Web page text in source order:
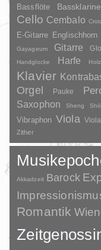
Bassflöte
Cello Cembalo
E-Gitarre Englischhorn
Gayageum
Gitarre
Handglocke
Harfe
Klavier
Orgel Pauke
Saxophon Sheng Shō
Vibraphon Viola
Zither
Akkadzeit Barock
Romantik